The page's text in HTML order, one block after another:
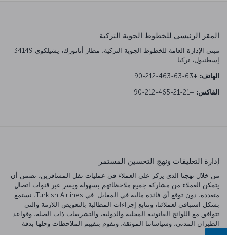
المقر الرئيسي للخطوط الجوية التركية
مبنى الإدارة العامة للخطوط الجوية التركية، مطار أتاتورك، يشيلكوي 34149
إسطنبول، تركيا
الهاتف: +90-212-463-63-63
الفاكس: +90-212-465-21-21
إدارة التعليقات ونهج التحسين المستمر
من خلال نهجنا الذي يركز على العملاء في عمليات نقل المسافرين، نضمن أن
يتمكن العملاء من مشاركة جميع ملاحظاتهم بسهولة ويسر عبر قنوات اتصال
متعددة، دون توقع أي فائدة مالية في المقابل. في Turkish Airlines، نستمع
بشكل استباقي لعملائنا، ونتابع إجراءات المطالبة بالتعويض اللازمة والتي
تتوافق مع اللوائح القانونية المحلية والدولية، والتشريعات ذات الصلة، وقواعد
الطيران المدني، وسياساتنا الموثقة، ونقوم بتقييم الملاحظات وحلها بدقة.